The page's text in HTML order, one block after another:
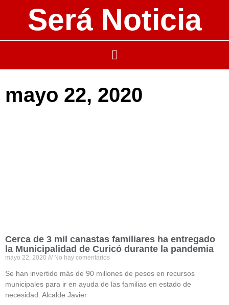
Será Noticia
mayo 22, 2020
Cerca de 3 mil canastas familiares ha entregado
la Municipalidad de Curicó durante la pandemia
mayo 22, 2020 No hay comentarios
Se han invertido más de 90 millones de pesos en recursos
municipales para ir en ayuda de las familias en estado de
necesidad. Alcalde Javier